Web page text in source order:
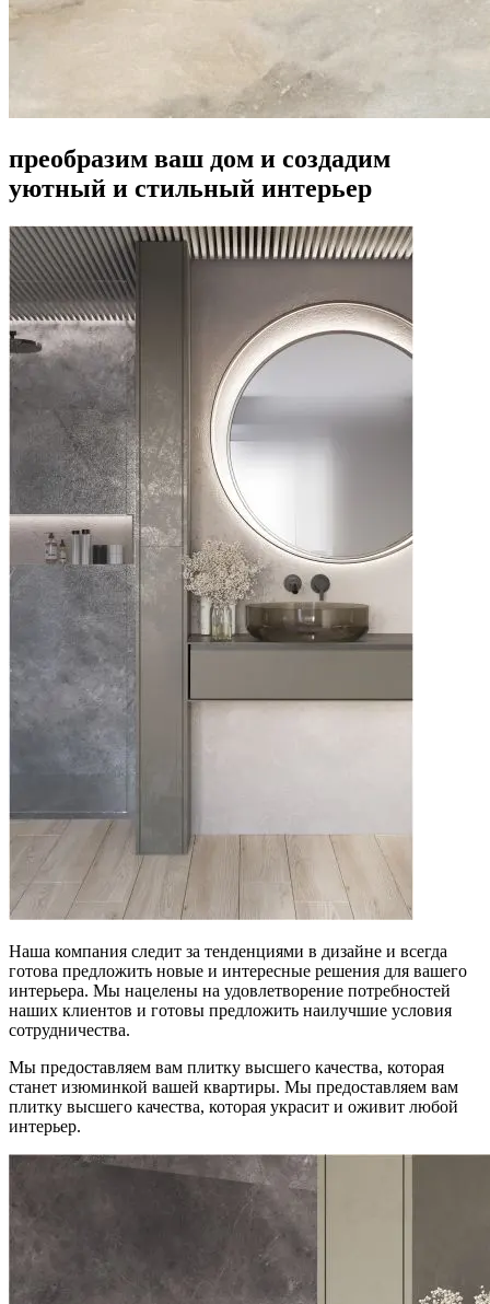
преобразим ваш дом и создадим
уютный и стильный интерьер
Наша компания следит за тенденциями в дизайне и всегда
готова предложить новые и интересные решения для вашего
интерьера. Мы нацелены на удовлетворение потребностей
наших клиентов и готовы предложить наилучшие условия
сотрудничества.
Мы предоставляем вам плитку высшего качества, которая
станет изюминкой вашей квартиры. Мы предоставляем вам
плитку высшего качества, которая украсит и оживит любой
интерьер.